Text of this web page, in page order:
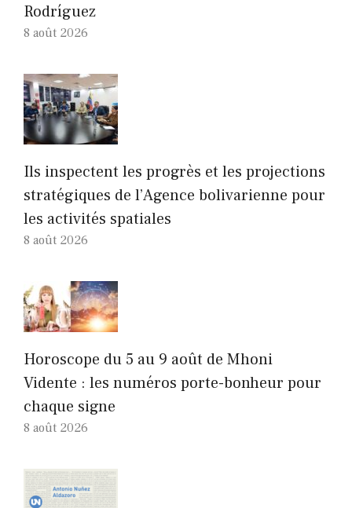
Rodríguez
8 août 2026
Ils inspectent les progrès et les projections
stratégiques de l’Agence bolivarienne pour
les activités spatiales
8 août 2026
Horoscope du 5 au 9 août de Mhoni
Vidente : les numéros porte-bonheur pour
chaque signe
8 août 2026